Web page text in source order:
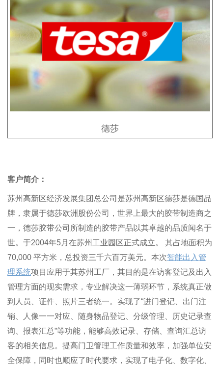
德莎
客户简介：
苏州高新区经济发展集团总公司是苏州高新区德莎是德国品
牌，隶属于德莎欧洲股份公司，世界上最大的胶带制造商之
一，德莎胶带公司所制造的胶带产品以其卓越的品质闻名于
世。于2004年5月在苏州工业园区正式成立。 其占地面积为
70,000 平方米，总投资三千六百万美元。本次智能出入管
理系统项目应用于其苏州工厂，其目的是在访客登记及出入
管理方面的现实需求，专业解决这一薄弱环节，系统真正做
到人员、证件、照片三者统一。实现了“进门登记、出门注
销、人像一一对应、随身物品登记、分级管理、历史记录查
询、报表汇总”等功能，能够高效记录、存储、查询汇总访
客的相关信息。提高门卫管理工作质量和效率，加强单位安
全保障，同时也顺应了时代要求，实现了电子化、数字化、